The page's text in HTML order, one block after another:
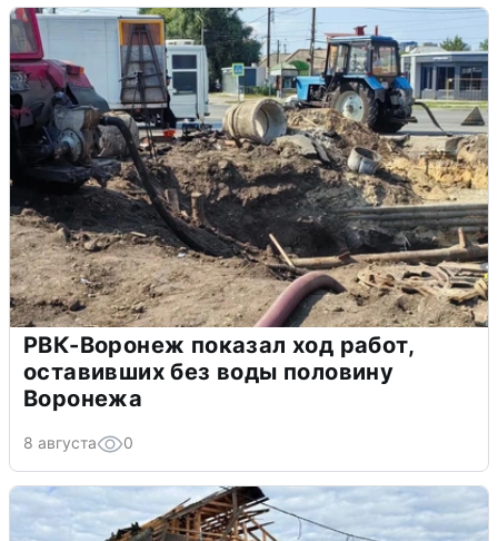
РВК-Воронеж показал ход работ,
оставивших без воды половину
Воронежа
8 августа 0